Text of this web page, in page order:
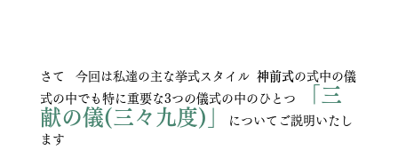
さて   今回は私達の主な挙式スタイル 神前式の式中の儀
式の中でも特に重要な3つの儀式の中のひとつ
「三
献の儀(三々九度)」
についてご説明いたし
ます